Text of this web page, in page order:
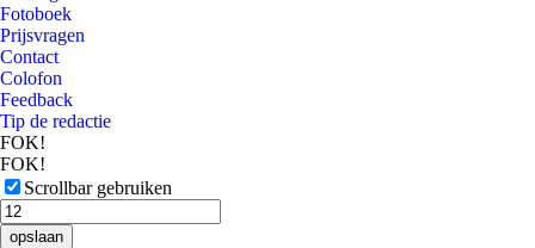
Fotoboek
Prijsvragen
Contact
Colofon
Feedback
Tip de redactie
FOK!
FOK!
Scrollbar gebruiken
opslaan